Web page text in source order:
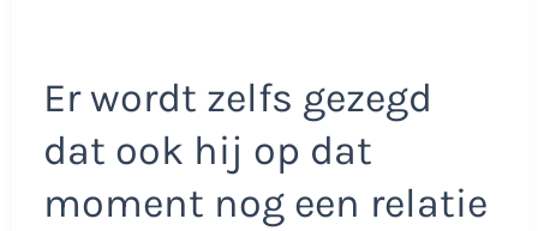
Er wordt zelfs gezegd
dat ook hij op dat
moment nog een relatie